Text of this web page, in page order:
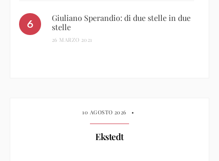
Giuliano Sperandio: di due stelle in due
stelle
26 MARZO 2021
10 AGOSTO 2026 •
Ekstedt